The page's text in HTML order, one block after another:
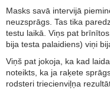
Masks savā intervijā
neuzsprāgs. Tas tika
testu laikā. Viņs pat
bija testa palaidiens) viņi
Viņš pat jokoja, ka kad
noteikts, ka ja raķete sprāgs,
rodsteri triecienviļņa